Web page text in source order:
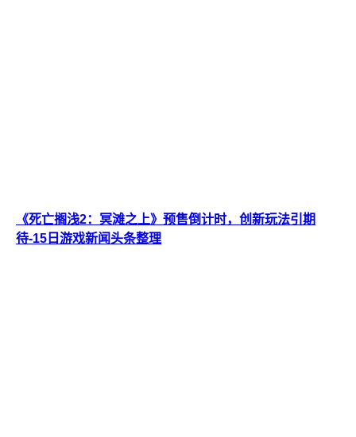
《死亡搁浅2：冥滩之上》预售倒计时，创新玩法引期
待-15日游戏新闻头条整理